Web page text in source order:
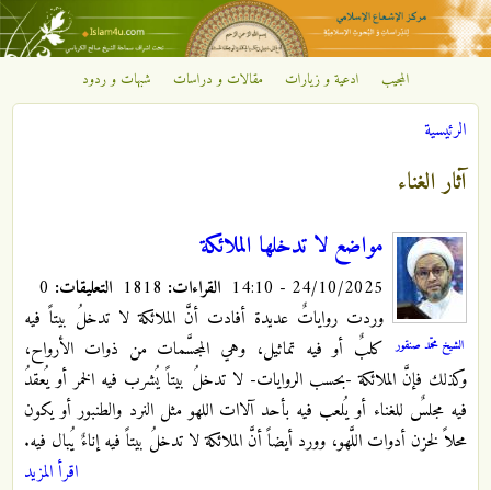
تجاوز إلى المحتوى الرئيسي
مركز
الإشعاع
الإسلامي
المجيب ادعية و زيارات مقالات و دراسات شبهات و ردود
أنت هنا
الرئيسية
آثار الغناء
الشيخ محمّد صنقور
مواضع لا تدخلها الملائكة
24/10/2025 - 14:10 القراءات: التعليقات:
وردت رواياتٌ عديدة أفادت أنَّ الملائكة لا تدخلُ بيتاً فيه
كلبٌ أو فيه تماثيل، وهي المجسَّمات من ذوات الأرواح،
وكذلك فإنَّ الملائكة -بحسب الروايات- لا تدخلُ بيتاً يُشرب فيه الخمر أو يُعقدُ
فيه مجلسٌ للغناء أو يُلعب فيه بأحد آلاات اللهو مثل النرد والطنبور أو يكون
محلاً لخزن أدوات اللَّهو، وورد أيضاً أنَّ الملائكة لا تدخلُ بيتاً فيه إناءٌ يُبال فيه.
اقرأ المزيد